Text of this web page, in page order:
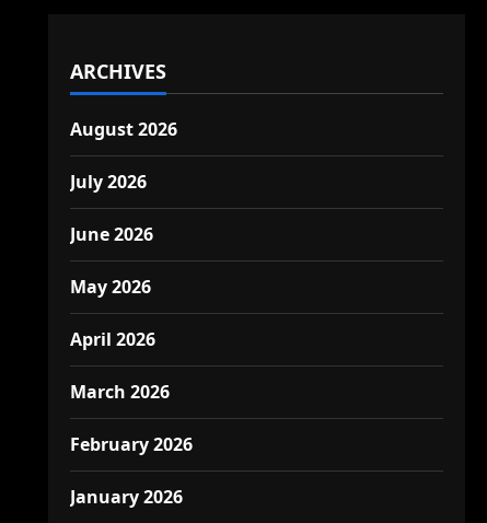
ARCHIVES
August 2026
July 2026
June 2026
May 2026
April 2026
March 2026
February 2026
January 2026